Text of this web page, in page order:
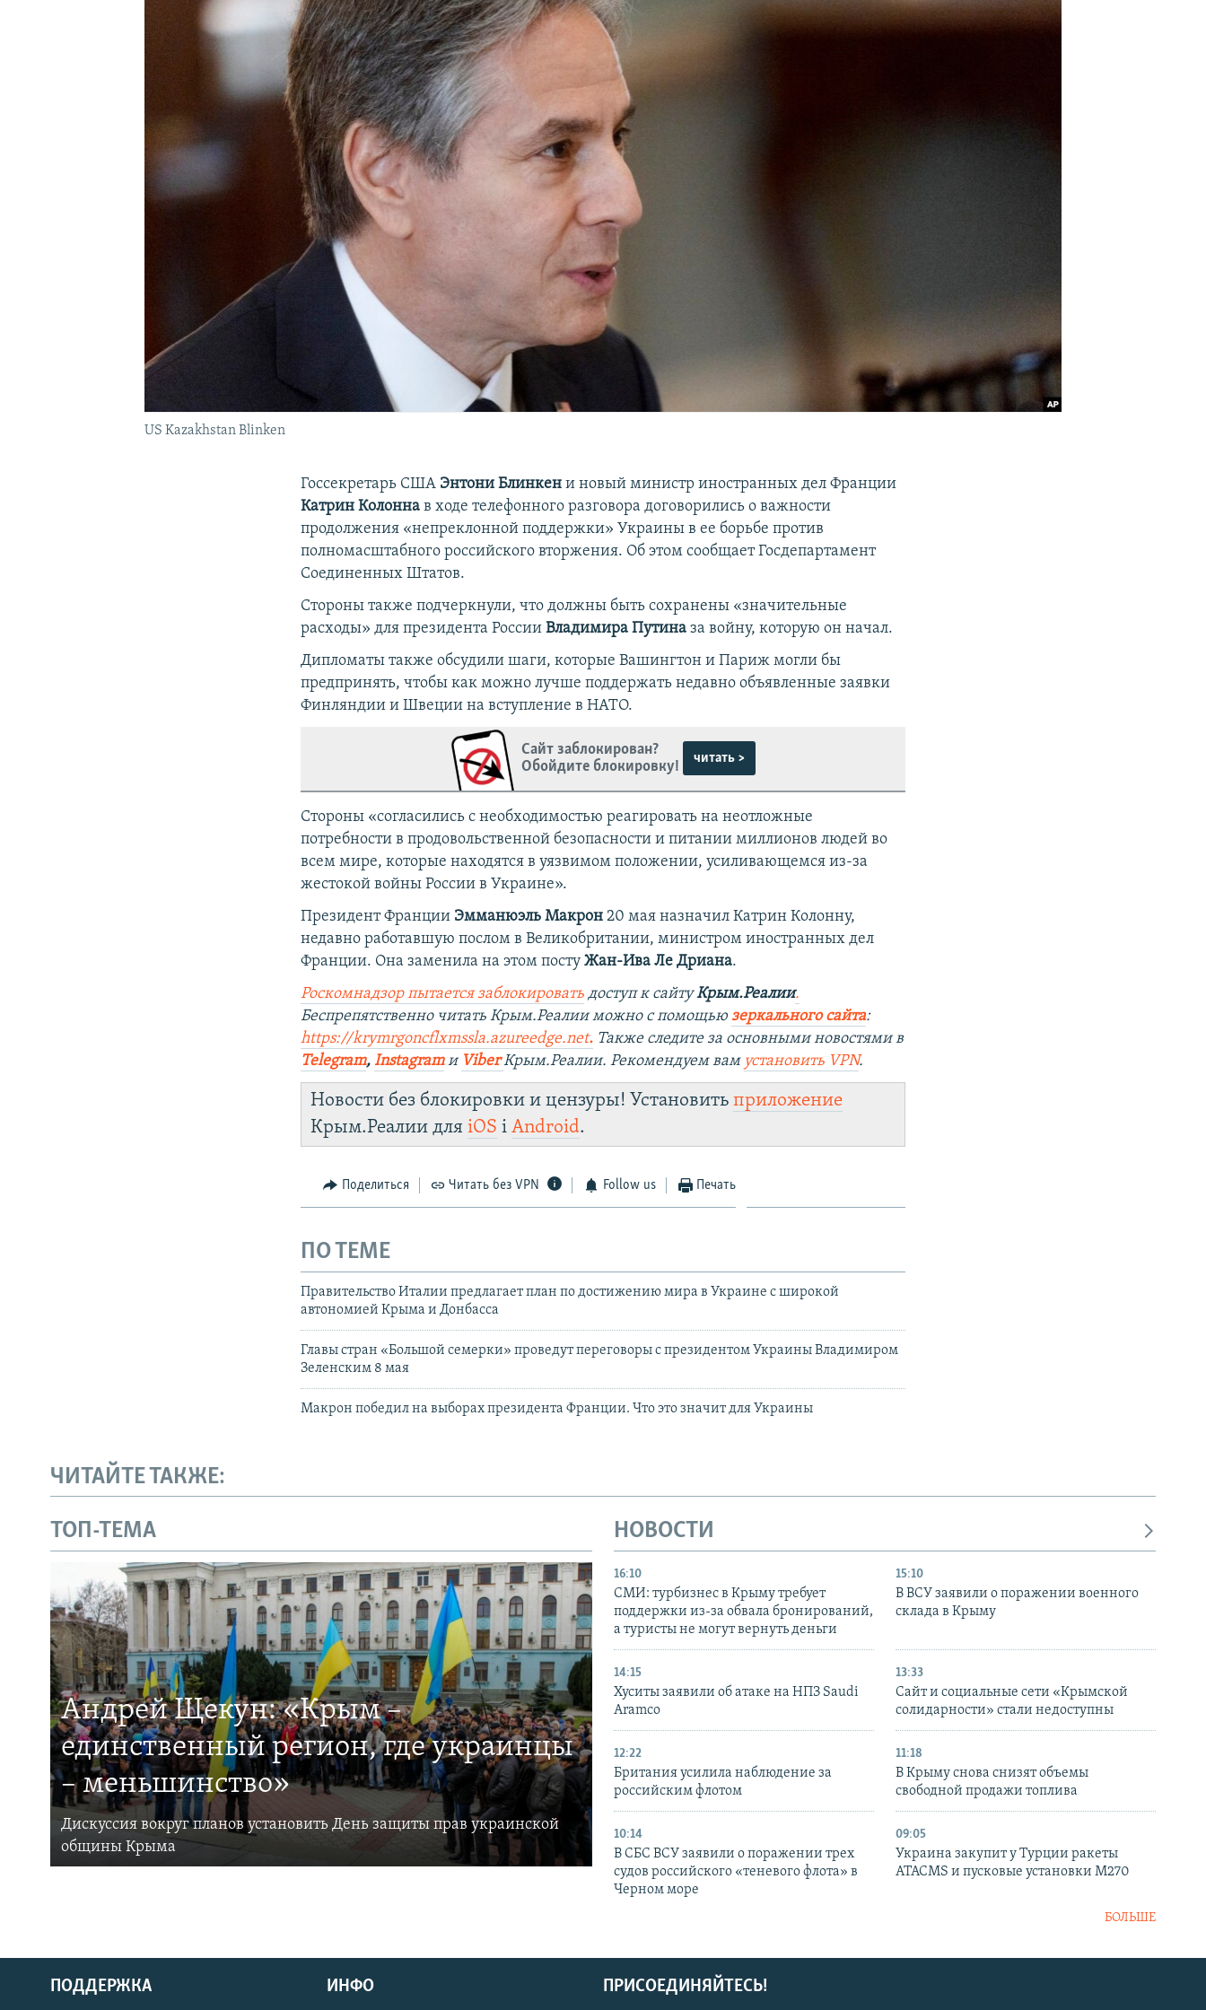
US Kazakhstan Blinken
Госсекретарь США Энтони Блинкен и новый министр иностранных дел Франции
Катрин Колонна в ходе телефонного разговора договорились о важности
продолжения «непреклонной поддержки» Украины в ее борьбе против
полномасштабного российского вторжения. Об этом сообщает Госдепартамент
Соединенных Штатов.
Стороны также подчеркнули, что должны быть сохранены «значительные
расходы» для президента РоссииВладимира Путина за войну, которую он начал.
Дипломаты также обсудили шаги, которые Вашингтон и Париж могли бы
предпринять, чтобы как можно лучше поддержать недавно объявленные заявки
Финляндии и Швеции на вступление в НАТО.
Сайт заблокирован?
Обойдите блокировку!
читать >
Стороны «согласились с необходимостью реагировать на неотложные
потребности в продовольственной безопасности и питании миллионов людей во
всем мире, которые находятся в уязвимом положении, усиливающемся из-за
жестокой войны России в Украине».
Президент Франции Эмманюэль Макрон 20 мая назначил Катрин Колонну,
недавно работавшую послом в Великобритании, министром иностранных дел
Франции. Она заменила на этом постуЖан-Ива Ле Дриана.
Роскомнадзор пытается заблокировать доступ к сайтуКрым.Реалии.
Беспрепятственно читать Крым.Реалии можно с помощьюзеркального сайта:
https://krymrgoncflxmssla.azureedge.net. Также следите за основными новостями в
Telegram, Instagram и ViberКрым.Реалии. Рекомендуем вам установить VPN.
Новости без блокировки и цензуры! Установитьприложение
Крым.Реалии дляiOS іAndroid.
Поделиться Читать без VPN Follow us Печать
ПО ТЕМЕ
Правительство Италии предлагает план по достижению мира в Украине с широкой
автономией Крыма и Донбасса
Главы стран «Большой семерки» проведут переговоры с президентом Украины Владимиром
Зеленским 8 мая
Макрон победил на выборах президента Франции. Что это значит для Украины
ЧИТАЙТЕ ТАКЖЕ:
ТОП-ТЕМА
Андрей Щекун: «Крым –
единственный регион, где украинцы
– меньшинство»
Дискуссия вокруг планов установить День защиты прав украинской
общины Крыма
НОВОСТИ
16:10
СМИ: турбизнес в Крыму требует
поддержки из-за обвала бронирований,
а туристы не могут вернуть деньги
15:10
В ВСУ заявили о поражении военного
склада в Крыму
14:15
Хуситы заявили об атаке на НПЗ Saudi
Aramco
13:33
Сайт и социальные сети «Крымской
солидарности» стали недоступны
12:22
Британия усилила наблюдение за
российским флотом
11:18
В Крыму снова снизят объемы
свободной продажи топлива
10:14
В СБС ВСУ заявили о поражении трех
судов российского «теневого флота» в
Черном море
09:05
Украина закупит у Турции ракеты
ATACMS и пусковые установки M270
БОЛЬШЕ
ПРИСОЕДИНЯЙТЕСЬ!
ПОДДЕРЖКА ИНФО